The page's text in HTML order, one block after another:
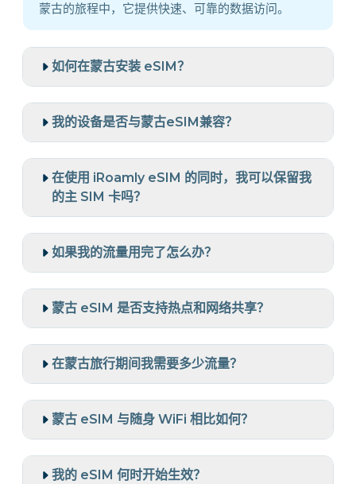
蒙古的旅程中，它提供快速、可靠的数据访问。
如何在蒙古安装 eSIM？
我的设备是否与蒙古eSIM兼容？
在使用 iRoamly eSIM 的同时，我可以保留我
的主 SIM 卡吗？
如果我的流量用完了怎么办？
蒙古 eSIM 是否支持热点和网络共享？
在蒙古旅行期间我需要多少流量？
蒙古 eSIM 与随身 WiFi 相比如何？
我的 eSIM 何时开始生效？